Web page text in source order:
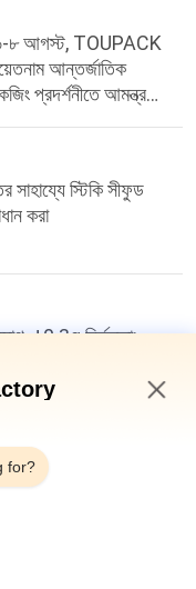
৬-৮ আগস্ট, TOUPACK
আন্তর্জাতিক
প্রদর্শনীতে আমন্ত্রণ
সাহায্যে স্টিকি সীফুড
করা
±0.3g নির্ভুলতা:
for?